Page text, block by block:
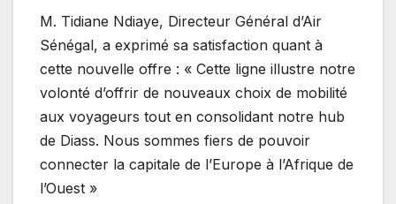
M. Tidiane Ndiaye, Directeur Général d’Air
Sénégal, a exprimé sa satisfaction quant à
cette nouvelle offre : « Cette ligne illustre notre
volonté d’offrir de nouveaux choix de mobilité
aux voyageurs tout en consolidant notre hub
de Diass. Nous sommes fiers de pouvoir
connecter la capitale de l’Europe à l’Afrique de
l’Ouest »